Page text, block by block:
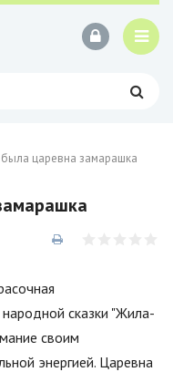
царевна замарашка
сказки "Жила-
своим
энергией. Царевна